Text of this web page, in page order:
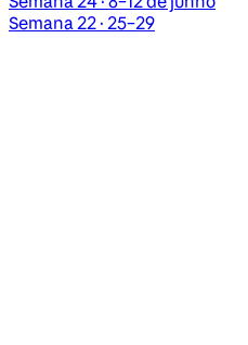
Semana 22 · 25–29